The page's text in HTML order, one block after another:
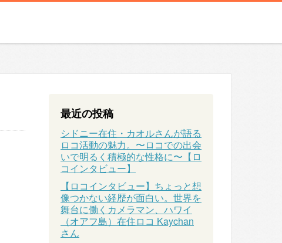
最近の投稿
シドニー在住・カオルさんが語る
ロコ活動の魅力。〜ロコでの出会
いで明るく積極的な性格に〜【ロ
コインタビュー】
【ロコインタビュー】ちょっと想
像つかない経歴が面白い。世界を
舞台に働くカメラマン、ハワイ
（オアフ島）在住ロコ Kaychan
さん